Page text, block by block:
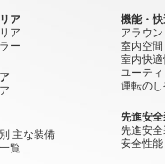
ア
ア
ー
主な装備
覧
機能・
アラウ
室内空間
室内快適
ユーテ
運転の
先進安
先進安
安全性能